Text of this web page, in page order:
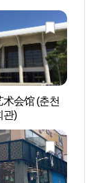
会馆 (춘천
관)